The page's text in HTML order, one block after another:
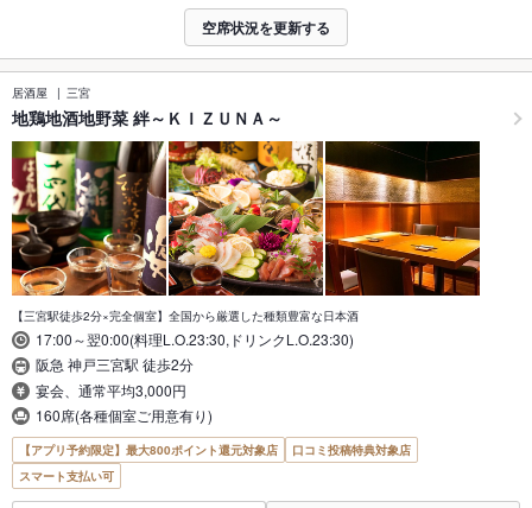
空席状況を更新する
居酒屋 三宮
地鶏地酒地野菜 絆～ＫＩＺＵＮＡ～
【三宮駅徒歩2分×完全個室】全国から厳選した種類豊富な日本酒
17:00～翌0:00(料理L.O.23:30,ドリンクL.O.23:30)
阪急 神戸三宮駅 徒歩2分
宴会、通常平均3,000円
160席(各種個室ご用意有り)
【アプリ予約限定】最大800ポイント還元対象店
口コミ投稿特典対象店
スマート支払い可